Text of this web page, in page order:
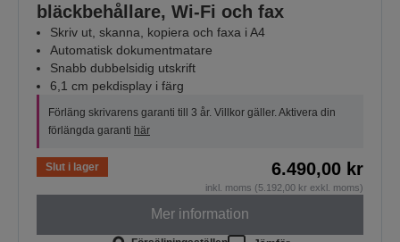
bläckbehållare, Wi-Fi och fax
Skriv ut, skanna, kopiera och faxa i A4
Automatisk dokumentmatare
Snabb dubbelsidig utskrift
6,1 cm pekdisplay i färg
Förläng skrivarens garanti till 3 år. Villkor gäller. Aktivera din
förlängda garanti här
Slut i lager 6.490,00 kr
inkl. moms (5.192,00 kr exkl. moms)
Mer information